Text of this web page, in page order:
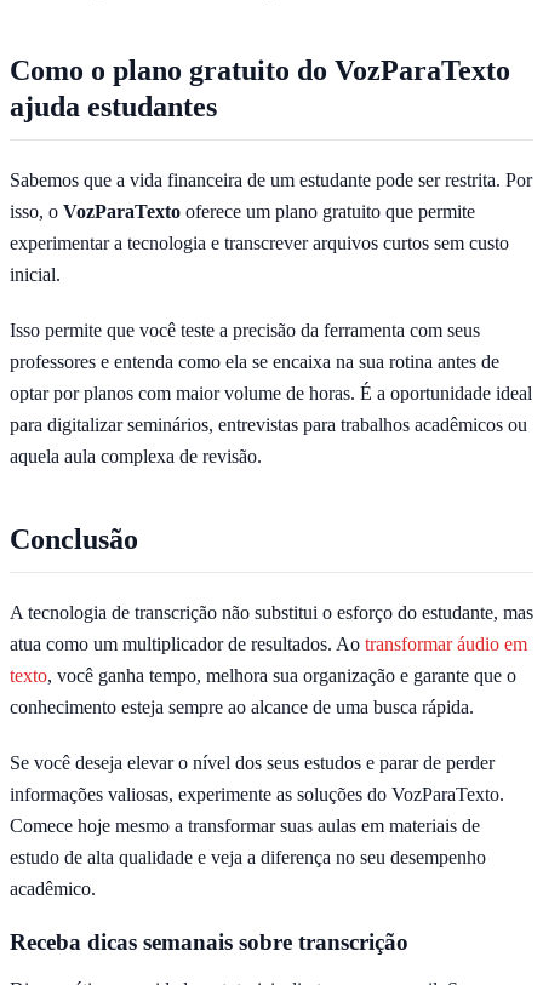
Como o plano gratuito do VozParaTexto
ajuda estudantes
Sabemos que a vida financeira de um estudante pode ser restrita. Por
isso, o VozParaTexto oferece um plano gratuito que permite
experimentar a tecnologia e transcrever arquivos curtos sem custo
inicial.
Isso permite que você teste a precisão da ferramenta com seus
professores e entenda como ela se encaixa na sua rotina antes de
optar por planos com maior volume de horas. É a oportunidade ideal
para digitalizar seminários, entrevistas para trabalhos acadêmicos ou
aquela aula complexa de revisão.
Conclusão
A tecnologia de transcrição não substitui o esforço do estudante, mas
atua como um multiplicador de resultados. Ao transformar áudio em
texto, você ganha tempo, melhora sua organização e garante que o
conhecimento esteja sempre ao alcance de uma busca rápida.
Se você deseja elevar o nível dos seus estudos e parar de perder
informações valiosas, experimente as soluções do VozParaTexto.
Comece hoje mesmo a transformar suas aulas em materiais de
estudo de alta qualidade e veja a diferença no seu desempenho
acadêmico.
Receba dicas semanais sobre transcrição